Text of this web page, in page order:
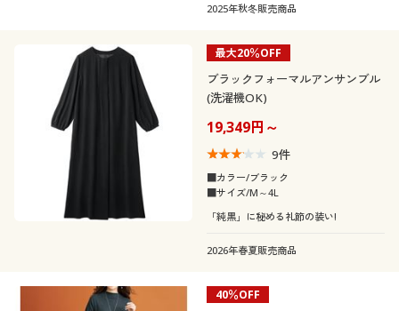
2025年秋冬販売商品
最大20％OFF
ブラックフォーマルアンサンブル
(洗濯機OK)
19,349円～
9件
■カラー/ブラック
■サイズ/M～4L
「純黒」に秘める礼節の装い!
2026年春夏販売商品
40％OFF